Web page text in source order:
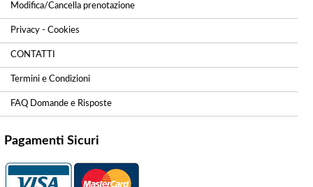
Modifica/Cancella prenotazione
Privacy - Cookies
CONTATTI
Termini e Condizioni
FAQ Domande e Risposte
Pagamenti Sicuri